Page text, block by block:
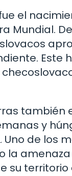
el
Mundial.
Este
y
de los
la
su